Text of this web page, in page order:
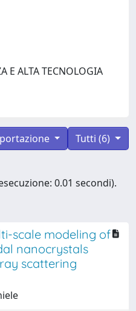
E ALTA TECNOLOGIA
Tutti (6)
0.01 secondi).
scale modeling of
nanocrystals
scattering